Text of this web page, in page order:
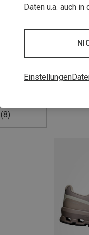
(8)
Daten u.a. auch
Einstellungen